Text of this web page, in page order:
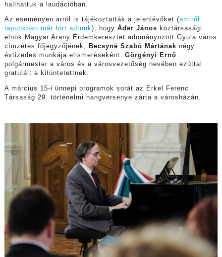
hallhattuk a laudációban.
Az eseményen arról is tájékoztatták a jelenlévőket (amiről
lapunkban már hírt adtunk), hogy Áder János köztársasági
elnök Magyar Arany Érdemkeresztet adományozott Gyula város
címzetes főjegyzőjének,
Becsyné Szabó Mártának négy
évtizedes munkája elismeréseként. Görgényi Ernő
polgármester a város és a városvezetőség nevében ezúttal
gratulált a kitüntetettnek.
A március 15-i ünnepi programok sorát az Erkel Ferenc
Társaság 29. történelmi hangversenye zárta a városházán.